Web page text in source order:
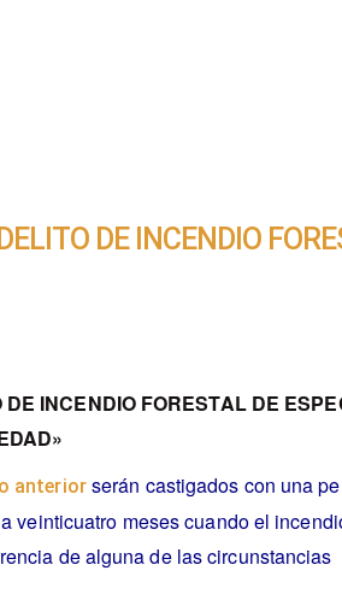
DE INCENDIO
INCENDIO FORESTAL DE
anteriorserán castigados con una
veinticuatro meses cuando el
de alguna de las circunstancias